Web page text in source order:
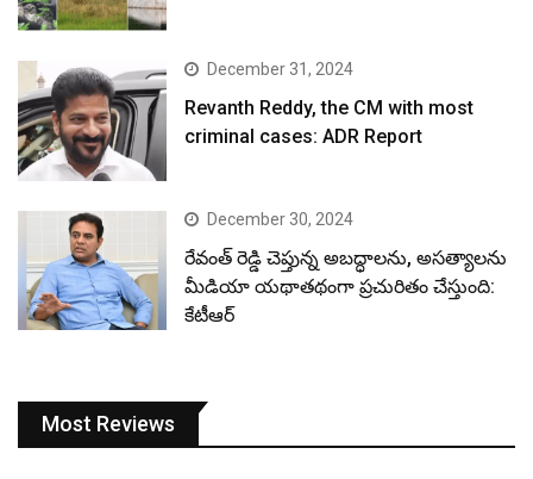
December 31, 2024
Revanth Reddy, the CM with most
criminal cases: ADR Report
December 30, 2024
రేవంత్ రెడ్డి చెప్తున్న అబద్ధాలను, అసత్యాలను
మీడియా యథాతథంగా ప్రచురితం చేస్తుంది:
కేటీఆర్
Most Reviews